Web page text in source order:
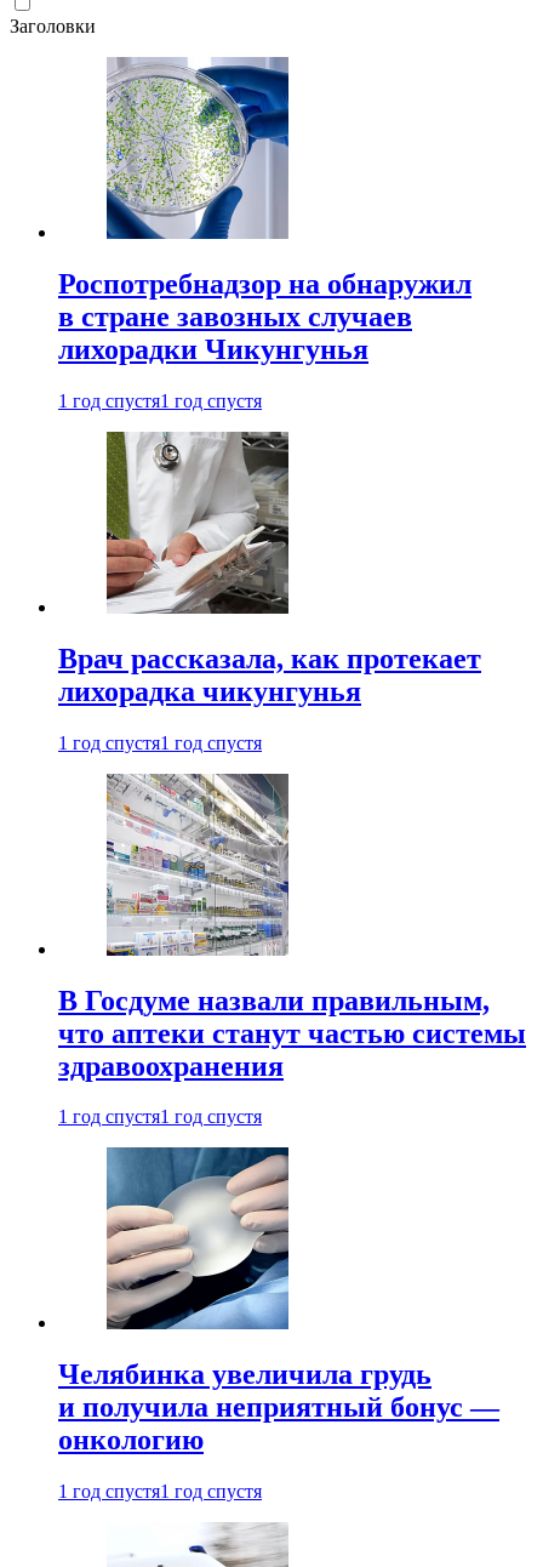
Заголовки
Роспотребнадзор на обнаружил
в стране завозных случаев
лихорадки Чикунгунья
1 год спустя1 год спустя
Врач рассказала, как протекает
лихорадка чикунгунья
1 год спустя1 год спустя
В Госдуме назвали правильным,
что аптеки станут частью системы
здравоохранения
1 год спустя1 год спустя
Челябинка увеличила грудь
и получила неприятный бонус —
онкологию
1 год спустя1 год спустя